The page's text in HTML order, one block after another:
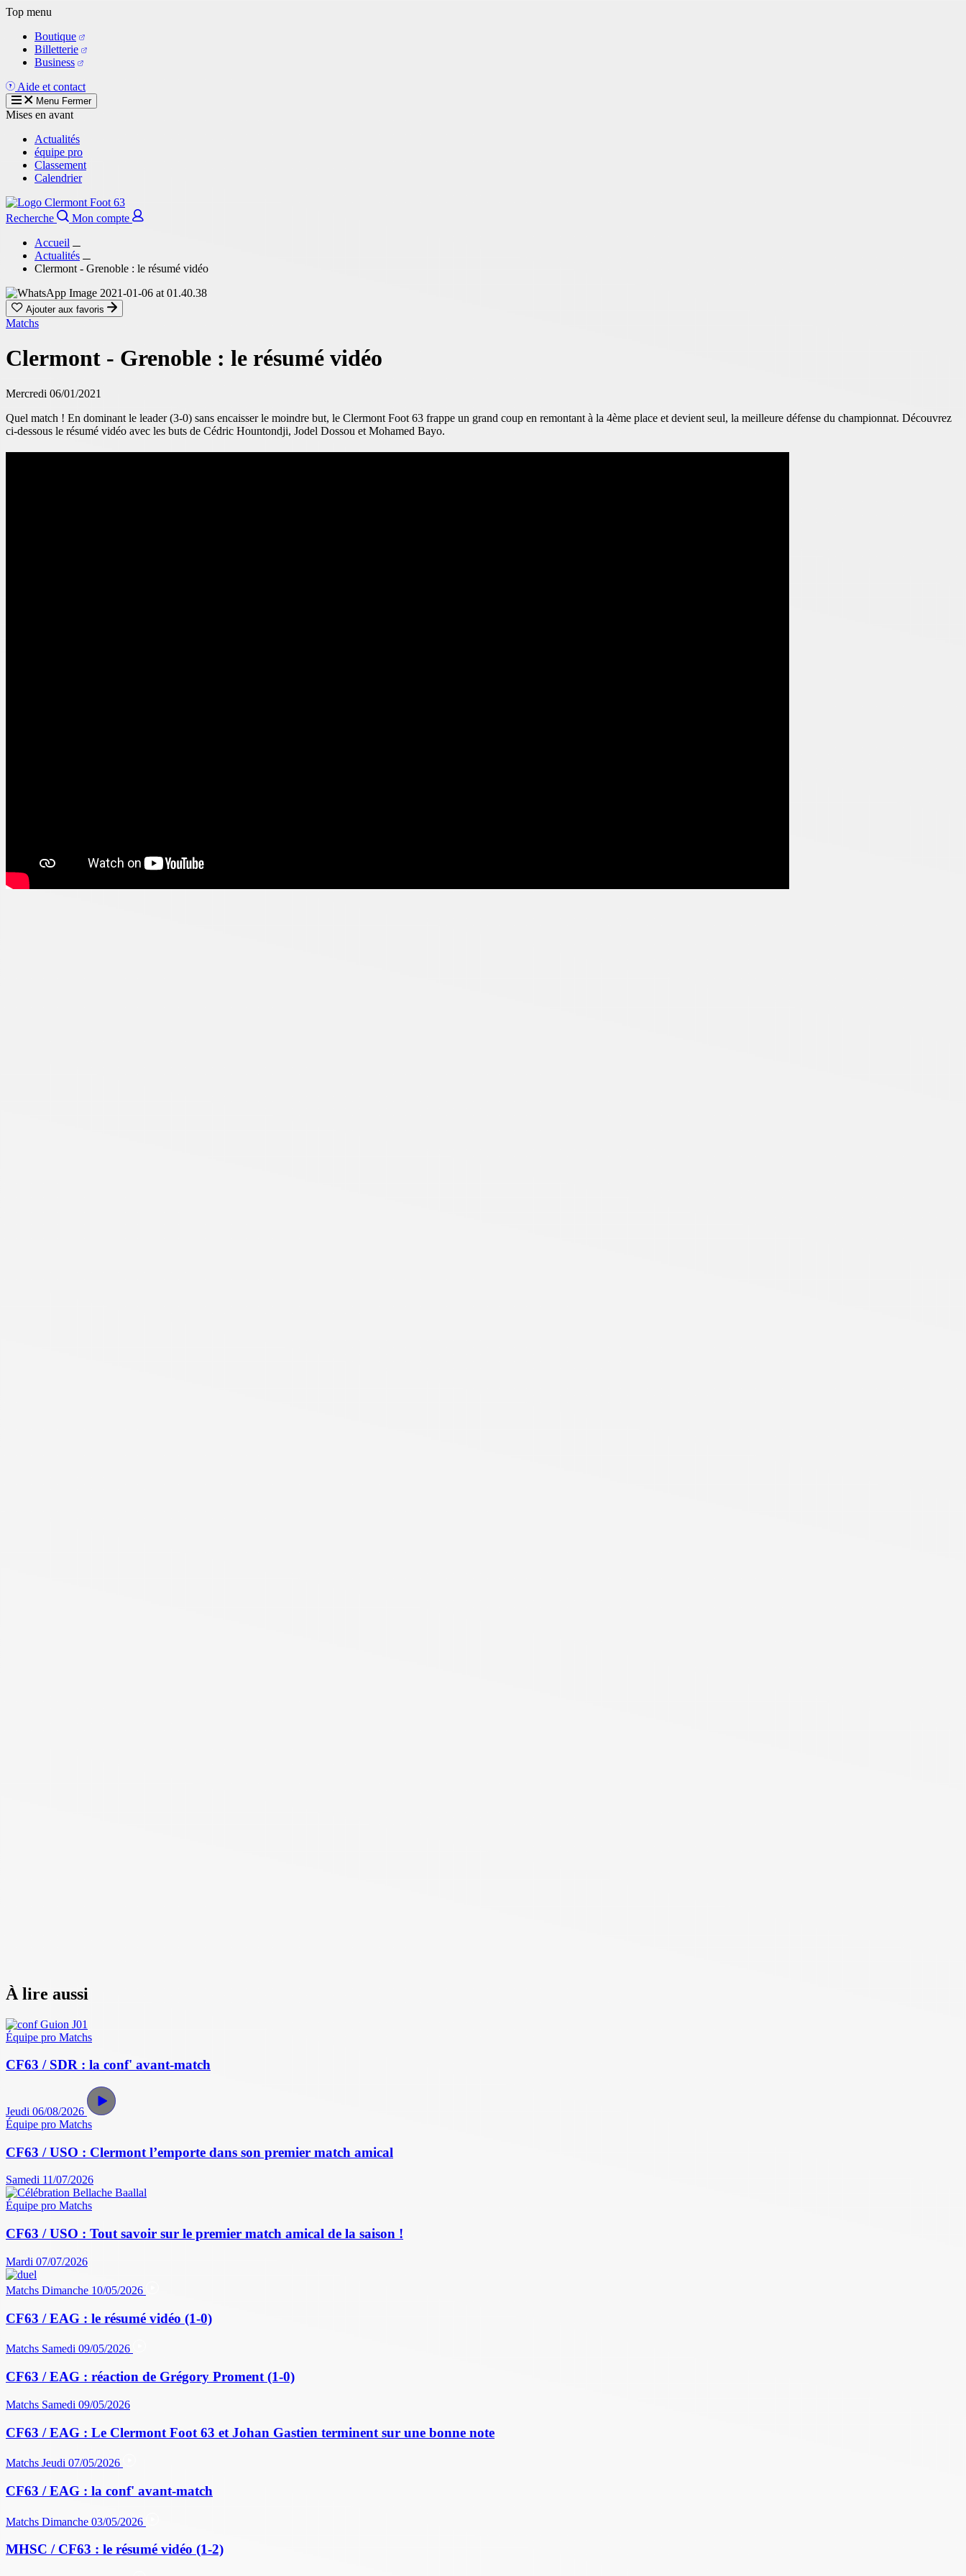
Aller
contenu
principal
Top menu
Boutique
Billetterie
Business
Aide et contact
Menu Fermer
Mises en avant
Actualités
équipe pro
Classement
Calendrier
Recherche
Mon compte
Accueil
Actualités
Clermont - Grenoble : le résumé vidéo
Ajouter aux favoris
Matchs
Clermont - Grenoble : le résumé vidéo
Mercredi 06/01/2021
Quel match ! En dominant le leader (3-0) sans encaisser le moindre but, le Clermont Foot 63 frappe un grand coup en remontant à la 4ème place et devient seul, la meilleure défense du championnat. Découvrez
ci-dessous le résumé vidéo avec les buts de Cédric Hountondji, Jodel Dossou et Mohamed Bayo.
À lire aussi
Équipe pro Matchs
CF63 / SDR : la conf' avant-match
Jeudi 06/08/2026
Équipe pro Matchs
CF63 / USO : Clermont l’emporte dans son premier match amical
Samedi 11/07/2026
Équipe pro Matchs
CF63 / USO : Tout savoir sur le premier match amical de la saison !
Mardi 07/07/2026
Matchs Dimanche 10/05/2026
CF63 / EAG : le résumé vidéo (1-0)
Matchs Samedi 09/05/2026
CF63 / EAG : réaction de Grégory Proment (1-0)
Matchs Samedi 09/05/2026
CF63 / EAG : Le Clermont Foot 63 et Johan Gastien terminent sur une bonne note
Matchs Jeudi 07/05/2026
CF63 / EAG : la conf' avant-match
Matchs Dimanche 03/05/2026
MHSC / CF63 : le résumé vidéo (1-2)